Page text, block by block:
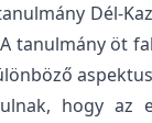
Dél-
öt
hogy az